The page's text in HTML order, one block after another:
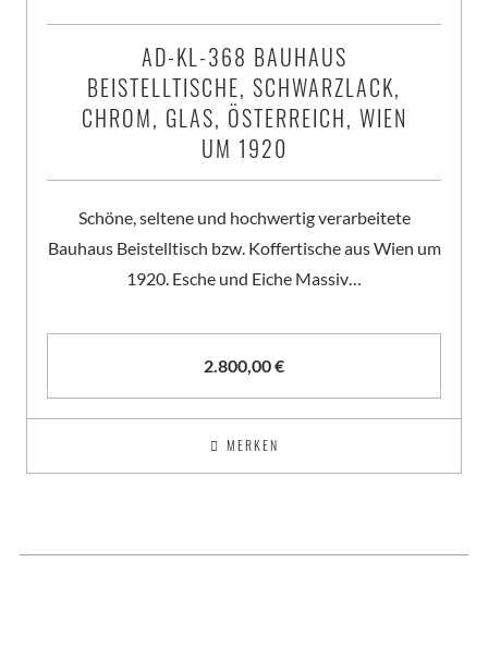
AD-KL-368 BAUHAUS
BEISTELLTISCHE, SCHWARZLACK,
CHROM, GLAS, ÖSTERREICH, WIEN
UM 1920
Schöne, seltene und hochwertig verarbeitete
Bauhaus Beistelltisch bzw. Koffertische aus Wien um
1920. Esche und Eiche Massiv…
2.800,00€
MERKEN